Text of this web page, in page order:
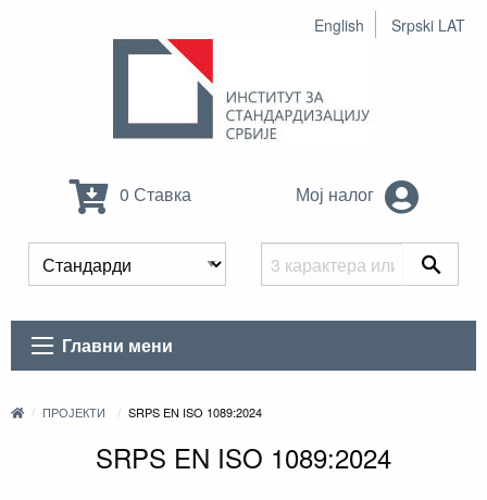
English Srpski LAT
0 Ставка Мој налог
Главни мени
ПРОЈЕКТИ SRPS EN ISO 1089:2024
SRPS EN ISO 1089:2024